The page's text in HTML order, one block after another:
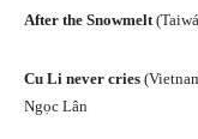
After the Snowmelt
Cu Li never cries
Ngọc Lân